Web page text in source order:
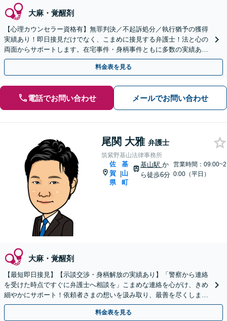
大麻・覚醒剤
【心理カウンセラー資格有】無罪判決／不起訴処分／執行猶予の獲得
実績あり！即日接見だけでなく、こまめに接見する弁護士！法と心の
両面からサポートします。在宅事件・身柄事件ともに多数の実績あり
【初回相談無料】【佐賀駅1分】
料金表を見る
電話でお問い合わせ メールでお問い合わせ
尾関 大雅 弁護士
筑紫野基山法律事務所
佐
賀
県
|
基
山
町
基山駅 か
ら徒歩6分
営業時間：09:00~2
0:00（平日）
大麻・覚醒剤
【最短即日接見】【示談交渉・身柄解放の実績あり】「警察から連絡
を受けた時点ですぐに弁護士へ相談を」こまめな連絡を心がけ、きめ
細やかにサポート！依頼者さまの想いを汲み取り、最善を尽くします
【完全個室対応／守秘義務厳守】【土日祝・夜間相談可】
料金表を見る